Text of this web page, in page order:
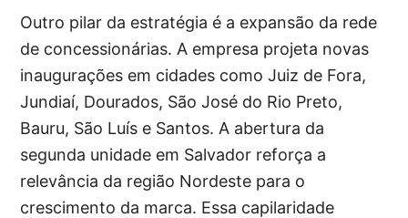
Outro pilar da estratégia é a expansão da rede
de concessionárias. A empresa projeta novas
inaugurações em cidades como Juiz de Fora,
Jundiaí, Dourados, São José do Rio Preto,
Bauru, São Luís e Santos. A abertura da
segunda unidade em Salvador reforça a
relevância da região Nordeste para o
crescimento da marca. Essa capilaridade